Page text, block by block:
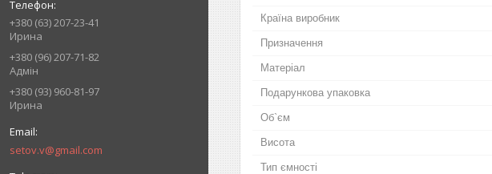
+380 (63) 207-23-41
Ирина
+380 (96) 207-71-82
Адмін
+380 (93) 960-81-97
Ирина
setov.v@gmail.com
Країна виробник
Призначення
Матеріал
Подарункова упаковка
Об`єм
Висота
Тип ємності